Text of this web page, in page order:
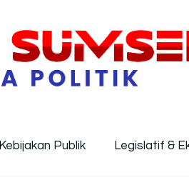
Kebijakan Publik Legislatif &